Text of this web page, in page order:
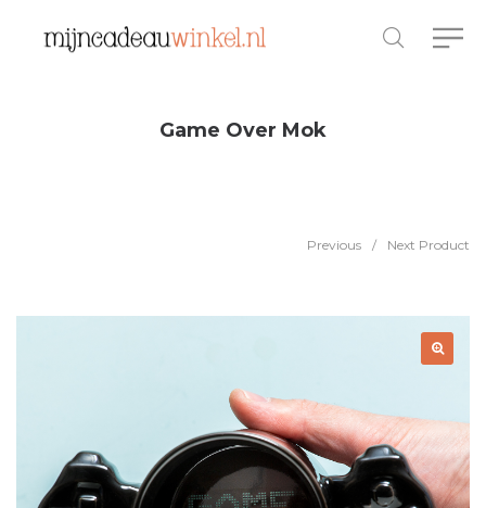
Game Over Mok
Previous / Next Product